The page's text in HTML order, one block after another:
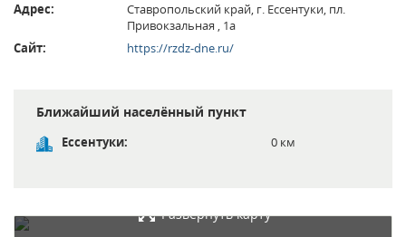
Адрес:
Ставропольский край, г. Ессентуки, пл.
Привокзальная , 1а
Сайт:
https://rzdz-dne.ru/
Ближайший населённый пункт
Ессентуки: 0 км
Развернуть карту